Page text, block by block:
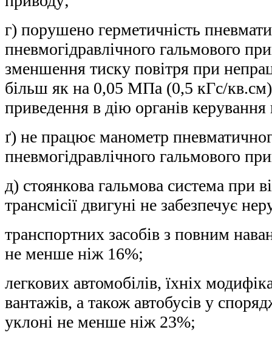
г) порушено герметичність
пневмогідравлічного гальмового
зменшення тиску повітря при
більш як на 0,05 МПа (0,5 кГс/кв.см)
приведення в дію органів
ґ) не працює манометр
пневмогідравлічного гальмового
д) стоянкова гальмова система при
трансмісії двигуні не забезпечує
транспортних засобів з повним
не менше ніж 16%;
легкових автомобілів, їхніх
вантажів, а також автобусів у
уклоні не менше ніж 23%;